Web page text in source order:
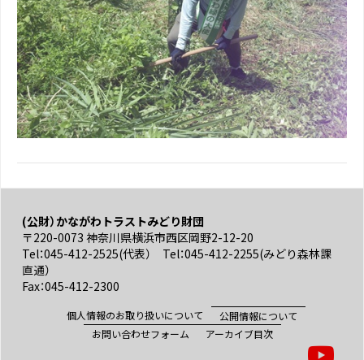
(公財）かながわトラストみどり財団
〒220-0073 神奈川県横浜市西区岡野2-12-20
Tel：045-412-2525(代表） Tel：045-412-2255(みどり森林課
直通）
Fax：045-412-2300
個人情報のお取り扱いについて
公開情報について
お問い合わせフォーム
アーカイブ目次